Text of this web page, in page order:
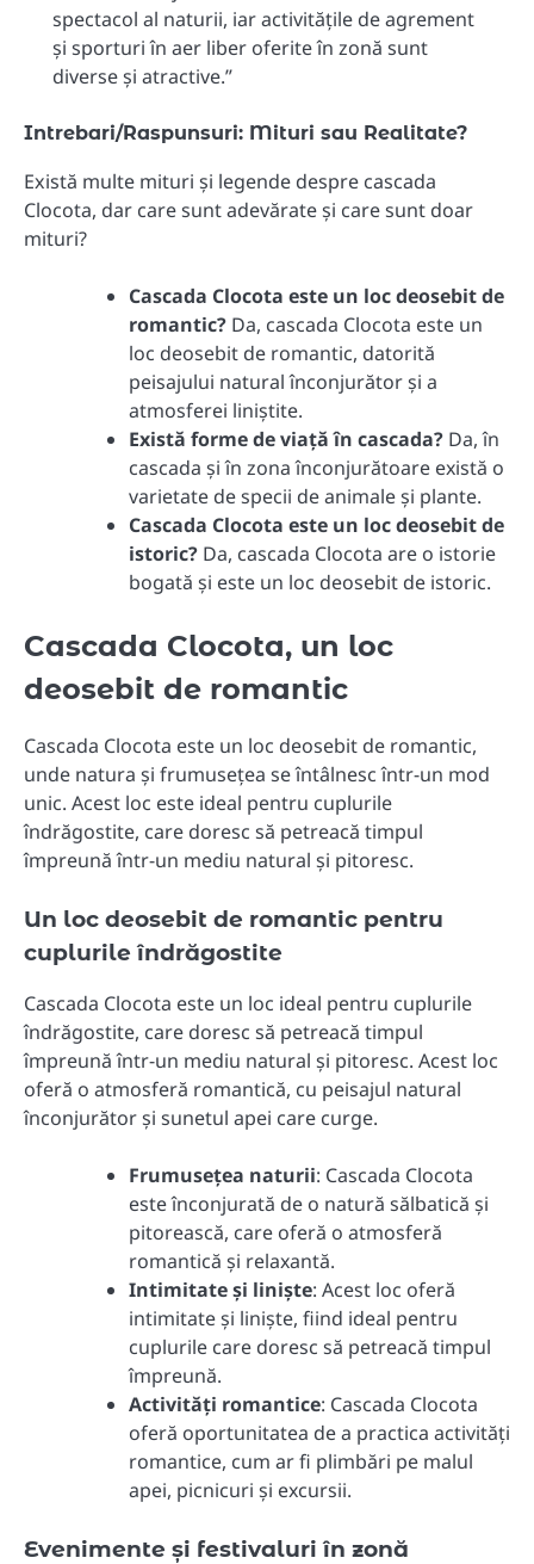
spectacol al naturii, iar activitățile de agrement
și sporturi în aer liber oferite în zonă sunt
diverse și atractive.”
Intrebari/Raspunsuri: Mituri sau Realitate?
Există multe mituri și legende despre cascada
Clocota, dar care sunt adevărate și care sunt doar
mituri?
Cascada Clocota este un loc deosebit de
romantic? Da, cascada Clocota este un
loc deosebit de romantic, datorită
peisajului natural înconjurător și a
atmosferei liniștite.
Există forme de viață în cascada? Da, în
cascada și în zona înconjurătoare există o
varietate de specii de animale și plante.
Cascada Clocota este un loc deosebit de
istoric? Da, cascada Clocota are o istorie
bogată și este un loc deosebit de istoric.
Cascada Clocota, un loc
deosebit de romantic
Cascada Clocota este un loc deosebit de romantic,
unde natura și frumusețea se întâlnesc într-un mod
unic. Acest loc este ideal pentru cuplurile
îndrăgostite, care doresc să petreacă timpul
împreună într-un mediu natural și pitoresc.
Un loc deosebit de romantic pentru
cuplurile îndrăgostite
Cascada Clocota este un loc ideal pentru cuplurile
îndrăgostite, care doresc să petreacă timpul
împreună într-un mediu natural și pitoresc. Acest loc
oferă o atmosferă romantică, cu peisajul natural
înconjurător și sunetul apei care curge.
Frumusețea naturii: Cascada Clocota
este înconjurată de o natură sălbatică și
pitorească, care oferă o atmosferă
romantică și relaxantă.
Intimitate și liniște: Acest loc oferă
intimitate și liniște, fiind ideal pentru
cuplurile care doresc să petreacă timpul
împreună.
Activități romantice: Cascada Clocota
oferă oportunitatea de a practica activități
romantice, cum ar fi plimbări pe malul
apei, picnicuri și excursii.
Evenimente și festivaluri în zonă